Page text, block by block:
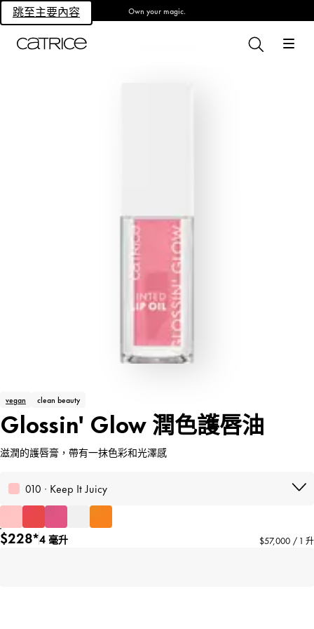
跳至主要內容 Own your magic.
vegan clean beauty
Glossin' Glow 潤色護唇油
滋潤的護唇膏，帶有一抹色彩和光澤感
010 · Keep It Juicy
$228*4 毫升 $57,000 / 1 升